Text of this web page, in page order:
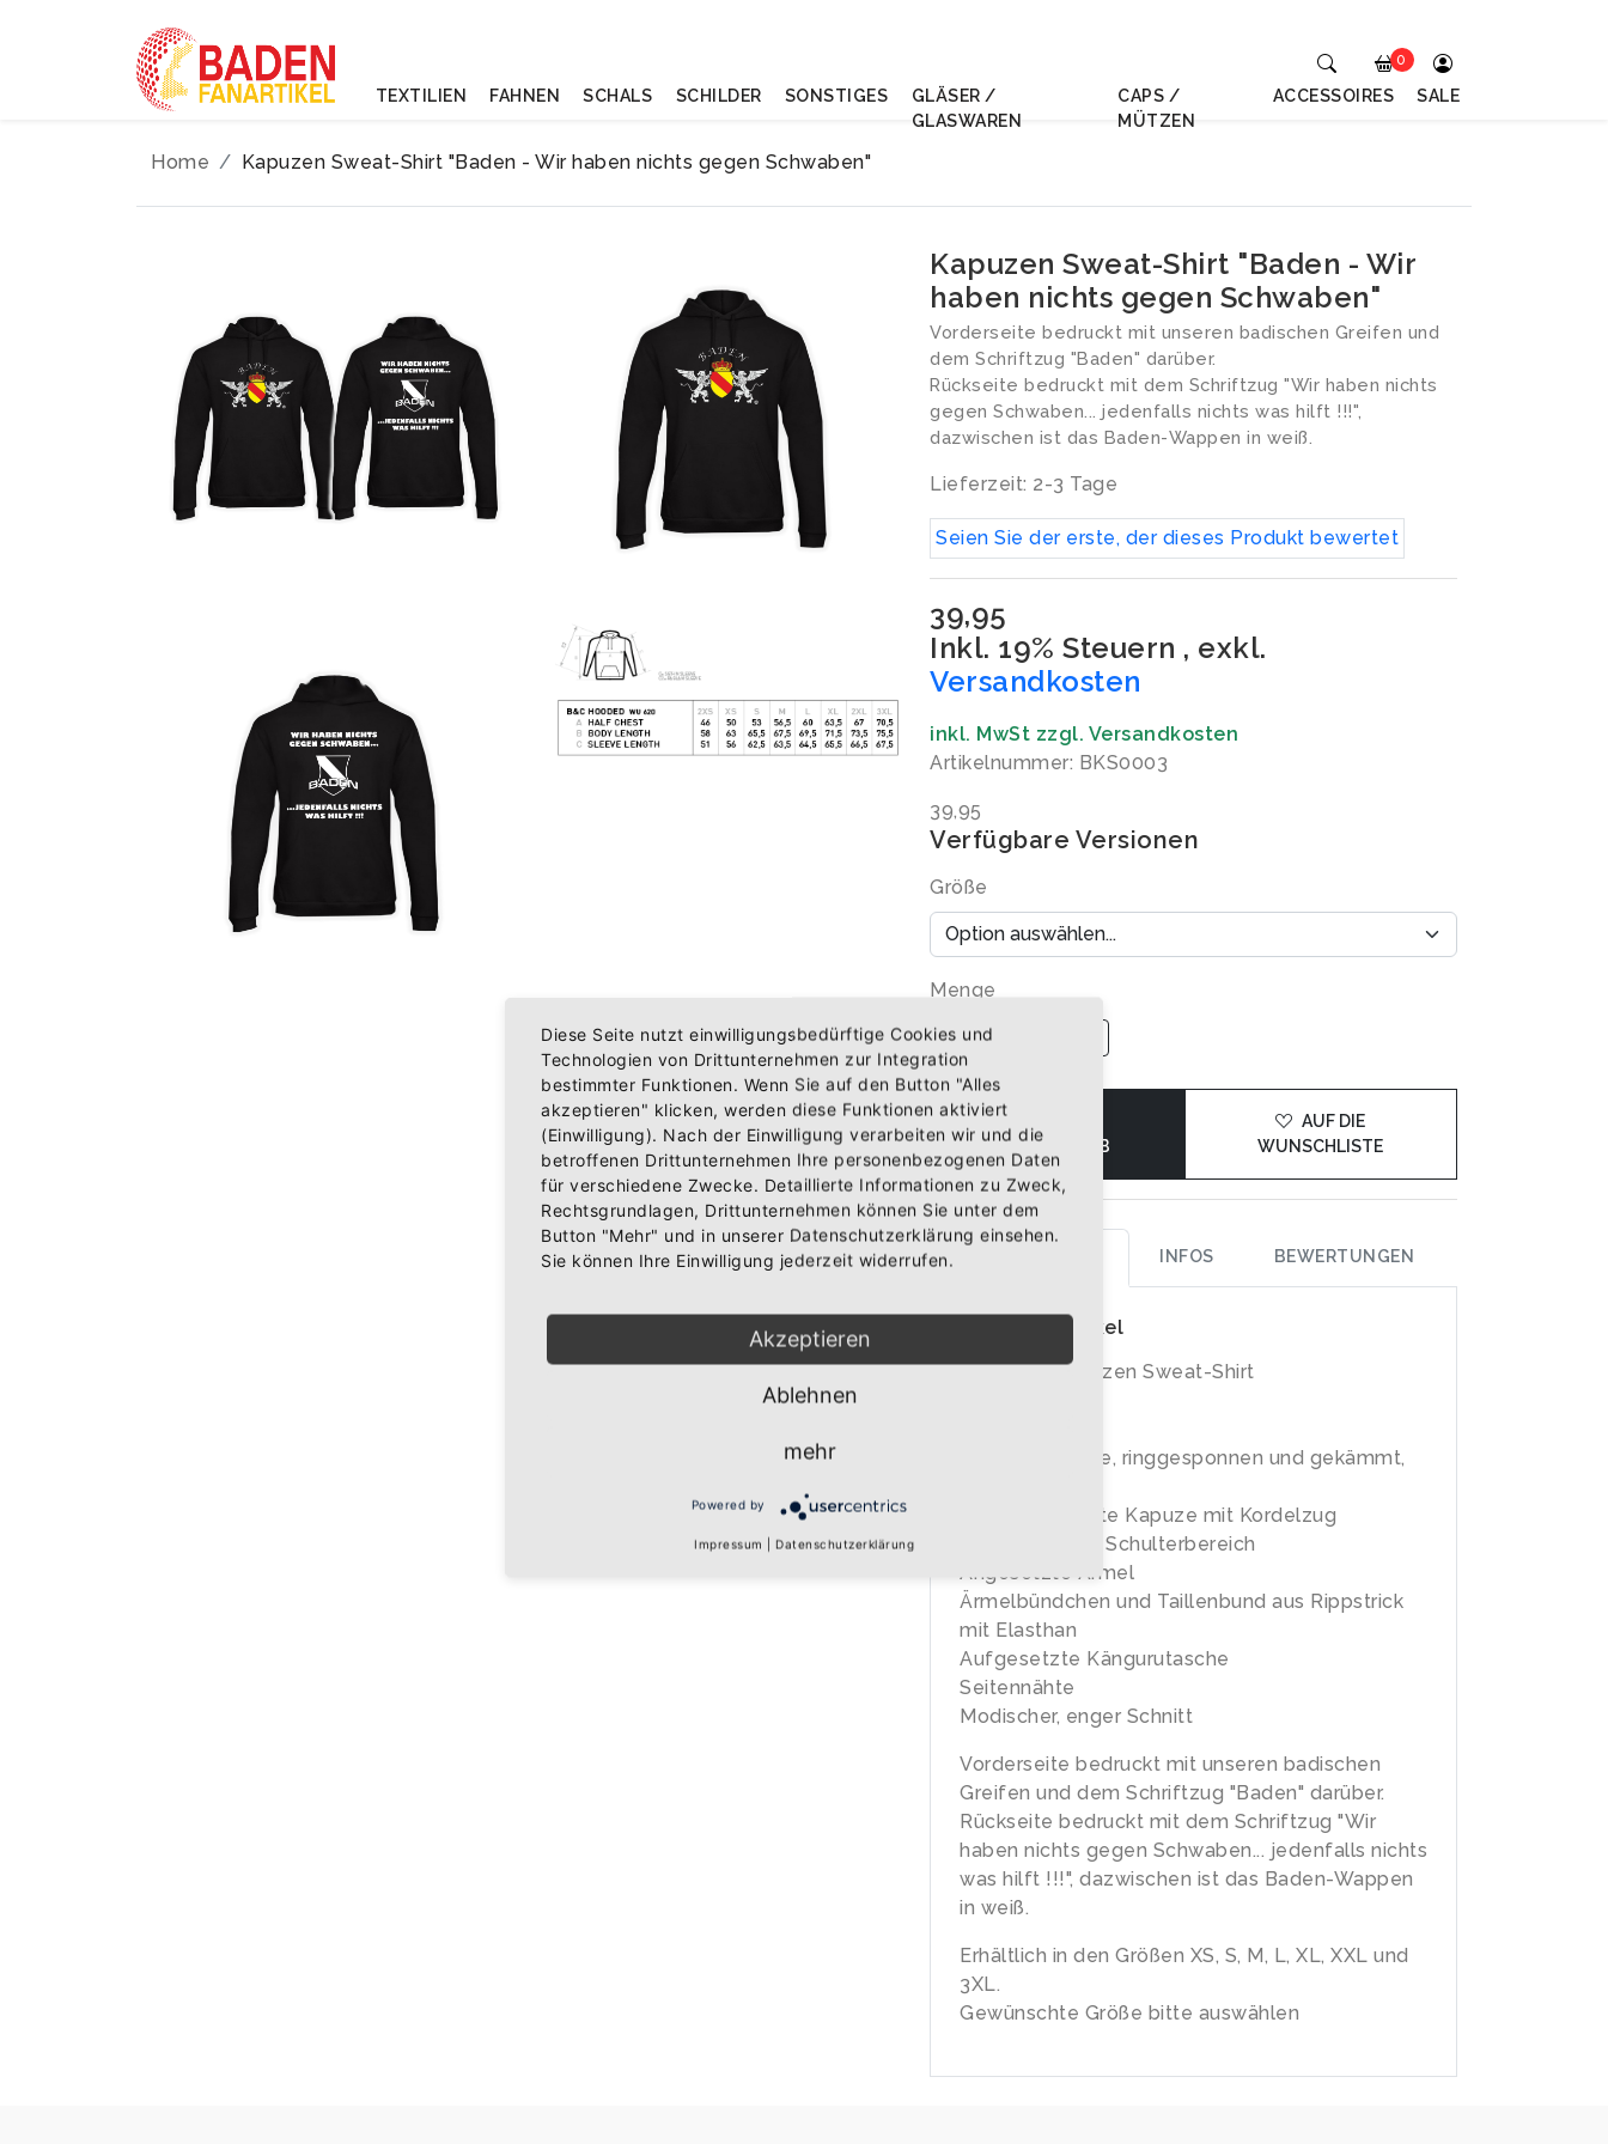
Home Kapuzen Sweat-Shirt "Baden - Wir haben nichts gegen Schwaben"
Kapuzen Sweat-Shirt "Baden - Wir
haben nichts gegen Schwaben"
Vorderseite bedruckt mit unseren badischen Greifen und
dem Schriftzug "Baden" darüber.
Rückseite bedruckt mit dem Schriftzug "Wir haben nichts
gegen Schwaben... jedenfalls nichts was hilft !!!",
dazwischen ist das Baden-Wappen in weiß.
Lieferzeit: 2-3 Tage
Seien Sie der erste, der dieses Produkt bewertet
39,95
Inkl. 19% Steuern , exkl.
Versandkosten
inkl. MwSt zzgl. Versandkosten
Artikelnummer: BKS0003
39,95
Verfügbare Versionen
Größe
Menge
WARENKORB
AUF DIE
WUNSCHLISTE
INFOS BEWERTUNGEN
Über den Artikel
Qualitäts-Kapuzen Sweat-Shirt
80% Baumwolle, ringgesponnen und gekämmt,
Doppelt gelegte Kapuze mit Kordelzug
Doppelnaht im Schulterbereich
Angesetzte Ärmel
Ärmelbündchen und Taillenbund aus Rippstrick
mit Elasthan
Aufgesetzte Kängurutasche
Seitennähte
Modischer, enger Schnitt
Vorderseite bedruckt mit unseren badischen
Greifen und dem Schriftzug "Baden" darüber.
Rückseite bedruckt mit dem Schriftzug "Wir
haben nichts gegen Schwaben... jedenfalls nichts
was hilft !!!", dazwischen ist das Baden-Wappen
in weiß.
Erhältlich in den Größen XS, S, M, L, XL, XXL und
3XL.
Gewünschte Größe bitte auswählen
0
TEXTILIEN FAHNEN SCHALS SCHILDER SONSTIGES
GLÄSER /
GLASWAREN
CAPS /
MÜTZEN
ACCESSOIRES SALE
Diese Seite nutzt einwilligungsbedürftige Cookies und
Technologien von Drittunternehmen zur Integration
bestimmter Funktionen. Wenn Sie auf den Button "Alles
akzeptieren" klicken, werden diese Funktionen aktiviert
(Einwilligung). Nach der Einwilligung verarbeiten wir und die
betroffenen Drittunternehmen Ihre personenbezogenen Daten
für verschiedene Zwecke. Detaillierte Informationen zu Zweck,
Rechtsgrundlagen, Drittunternehmen können Sie unter dem
Button "Mehr" und in unserer Datenschutzerklärung einsehen.
Sie können Ihre Einwilligung jederzeit widerrufen.
Akzeptieren
Ablehnen
mehr
Powered by
Impressum | Datenschutzerklärung